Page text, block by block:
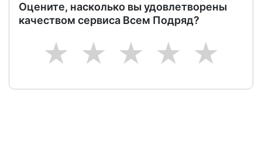
Оцените, насколько вы удовлетворены
качеством сервиса Всем Подряд?
5
4
3
2
1